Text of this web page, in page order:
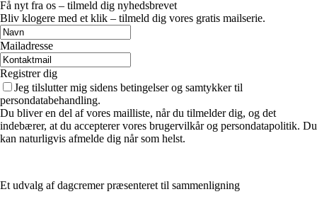
Få nyt fra os – tilmeld dig nyhedsbrevet
Bliv klogere med et klik – tilmeld dig vores gratis mailserie.
Mailadresse
Registrer dig
Jeg tilslutter mig sidens betingelser og samtykker til
persondatabehandling.
Du bliver en del af vores mailliste, når du tilmelder dig, og det
indebærer, at du accepterer vores brugervilkår og persondatapolitik. Du
kan naturligvis afmelde dig når som helst.
Et udvalg af dagcremer præsenteret til sammenligning